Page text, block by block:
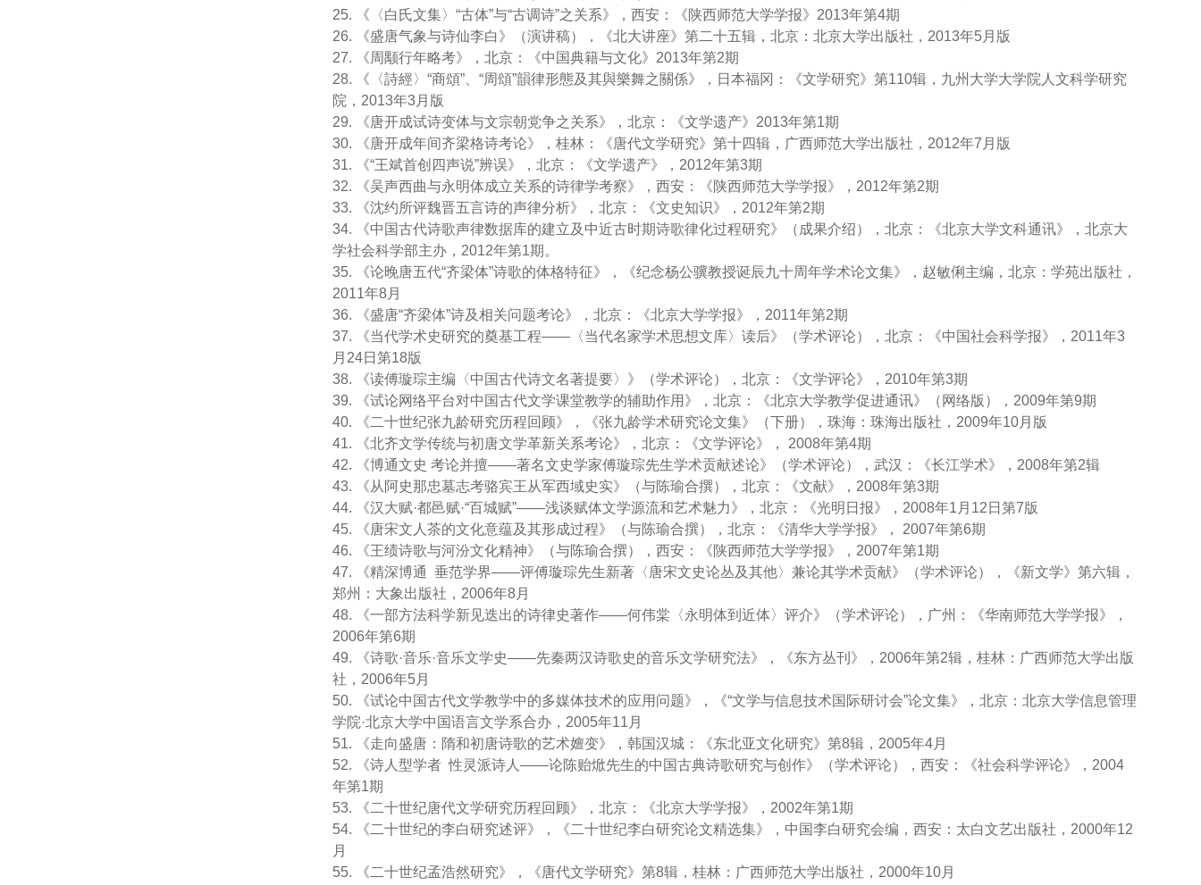
25. 《〈白氏文集〉“古体”与“古调诗”之关系》，西安：《陕西师范大学学报》2013年第4期
26. 《盛唐气象与诗仙李白》（演讲稿），《北大讲座》第二十五辑，北京：北京大学出版社，2013年5月版
27. 《周颙行年略考》，北京：《中国典籍与文化》2013年第2期
28. 《〈詩經〉“商頌”、“周頌”韻律形態及其與樂舞之關係》，日本福冈：《文学研究》第110辑，九州大学大学院人文科学研究
院，2013年3月版
29. 《唐开成试诗变体与文宗朝党争之关系》，北京：《文学遗产》2013年第1期
30. 《唐开成年间齐梁格诗考论》，桂林：《唐代文学研究》第十四辑，广西师范大学出版社，2012年7月版
31. 《“王斌首创四声说”辨误》，北京：《文学遗产》，2012年第3期
32. 《吴声西曲与永明体成立关系的诗律学考察》，西安：《陕西师范大学学报》，2012年第2期
33. 《沈约所评魏晋五言诗的声律分析》，北京：《文史知识》，2012年第2期
34. 《中国古代诗歌声律数据库的建立及中近古时期诗歌律化过程研究》（成果介绍），北京：《北京大学文科通讯》，北京大
学社会科学部主办，2012年第1期。
35. 《论晚唐五代“齐梁体”诗歌的体格特征》，《纪念杨公骥教授诞辰九十周年学术论文集》，赵敏俐主编，北京：学苑出版社，
2011年8月
36. 《盛唐“齐梁体”诗及相关问题考论》，北京：《北京大学学报》，2011年第2期
37. 《当代学术史研究的奠基工程——〈当代名家学术思想文库〉读后》（学术评论），北京：《中国社会科学报》，2011年3
月24日第18版
38. 《读傅璇琮主编〈中国古代诗文名著提要〉》（学术评论），北京：《文学评论》，2010年第3期
39. 《试论网络平台对中国古代文学课堂教学的辅助作用》，北京：《北京大学教学促进通讯》（网络版），2009年第9期
40. 《二十世纪张九龄研究历程回顾》，《张九龄学术研究论文集》（下册），珠海：珠海出版社，2009年10月版
41. 《北齐文学传统与初唐文学革新关系考论》，北京：《文学评论》， 2008年第4期
42. 《博通文史 考论并擅——著名文史学家傅璇琮先生学术贡献述论》（学术评论），武汉：《长江学术》，2008年第2辑
43. 《从阿史那忠墓志考骆宾王从军西域史实》（与陈瑜合撰），北京：《文献》，2008年第3期
44. 《汉大赋·都邑赋·“百城赋”——浅谈赋体文学源流和艺术魅力》，北京：《光明日报》，2008年1月12日第7版
45. 《唐宋文人茶的文化意蕴及其形成过程》（与陈瑜合撰），北京：《清华大学学报》， 2007年第6期
46. 《王绩诗歌与河汾文化精神》（与陈瑜合撰），西安：《陕西师范大学学报》，2007年第1期
47. 《精深博通 垂范学界——评傅璇琮先生新著〈唐宋文史论丛及其他〉兼论其学术贡献》（学术评论），《新文学》第六辑，
郑州：大象出版社，2006年8月
48. 《一部方法科学新见迭出的诗律史著作——何伟棠〈永明体到近体〉评介》（学术评论），广州：《华南师范大学学报》，
2006年第6期
49. 《诗歌·音乐·音乐文学史——先秦两汉诗歌史的音乐文学研究法》，《东方丛刊》，2006年第2辑，桂林：广西师范大学出版
社，2006年5月
50. 《试论中国古代文学教学中的多媒体技术的应用问题》，《“文学与信息技术国际研讨会”论文集》，北京：北京大学信息管理
学院·北京大学中国语言文学系合办，2005年11月
51. 《走向盛唐：隋和初唐诗歌的艺术嬗变》，韩国汉城：《东北亚文化研究》第8辑，2005年4月
52. 《诗人型学者 性灵派诗人——论陈贻焮先生的中国古典诗歌研究与创作》（学术评论），西安：《社会科学评论》，2004
年第1期
53. 《二十世纪唐代文学研究历程回顾》，北京：《北京大学学报》，2002年第1期
54. 《二十世纪的李白研究述评》，《二十世纪李白研究论文精选集》，中国李白研究会编，西安：太白文艺出版社，2000年12
月
55. 《二十世纪孟浩然研究》，《唐代文学研究》第8辑，桂林：广西师范大学出版社，2000年10月